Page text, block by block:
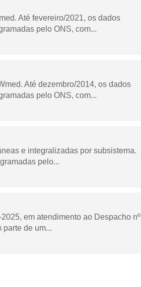
Até fevereiro/2021, os dados
pelo ONS, com...
Até dezembro/2014, os dados
pelo ONS, com...
e integralizadas por subsistema.
pelo...
em atendimento ao Despacho nº
de um...